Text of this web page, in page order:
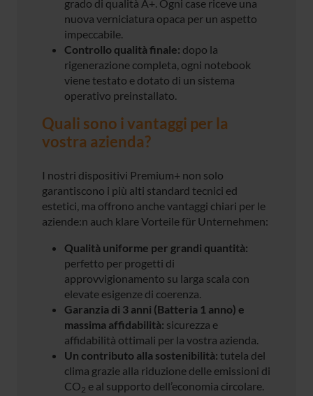
grado di qualità A+. Ogni case riceve una
nuova verniciatura opaca per un aspetto
impeccabile.
Controllo qualità finale: dopo la
rigenerazione completa, ogni notebook
viene testato e dotato di un sistema
operativo preinstallato.
Quali sono i vantaggi per la
vostra azienda?
I nostri dispositivi Premium+ non solo
garantiscono i più alti standard tecnici ed
estetici, ma offrono anche vantaggi chiari per le
aziende:n auch klare Vorteile für Unternehmen:
Qualità uniforme per grandi quantità:
perfetto per progetti di
approvvigionamento su larga scala con
elevate esigenze di coerenza.
Garanzia di 3 anni (Batteria 1 anno) e
massima affidabilità: sicurezza e
affidabilità ottimali per la vostra azienda.
Un contributo alla sostenibilità: tutela del
clima grazie alla riduzione delle emissioni di
CO2 e al supporto dell’economia circolare.